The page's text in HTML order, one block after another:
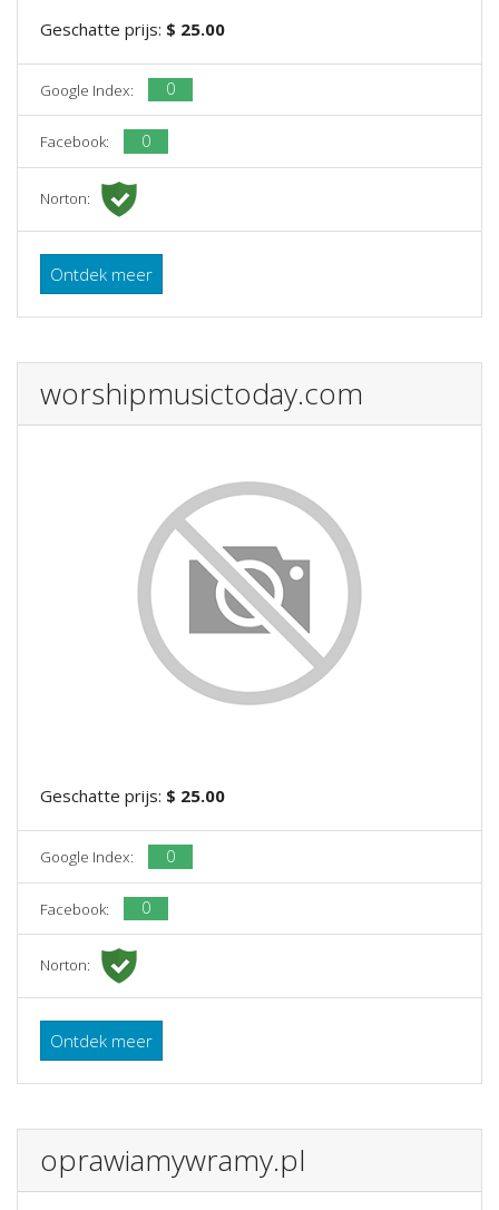
Geschatte prijs: $ 25.00
Google Index: 0
Facebook: 0
Norton:
Ontdek meer
worshipmusictoday.com
Geschatte prijs: $ 25.00
Google Index: 0
Facebook: 0
Norton:
Ontdek meer
oprawiamywramy.pl